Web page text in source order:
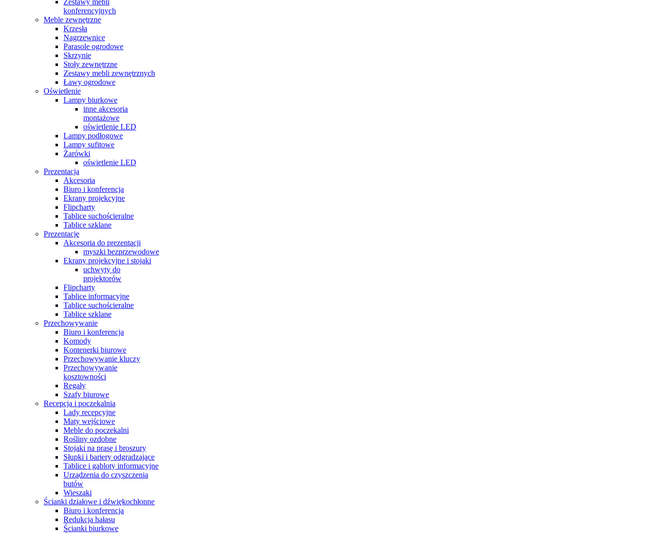
Zestawy mebli
konferencyjnych
Meble zewnętrzne
Krzesła
Nagrzewnice
Parasole ogrodowe
Skrzynie
Stoły zewnętrzne
Zestawy mebli zewnętrznych
Ławy ogrodowe
Oświetlenie
Lampy biurkowe
inne akcesoria
montażowe
oświetlenie LED
Lampy podłogowe
Lampy sufitowe
Żarówki
oświetlenie LED
Prezentacja
Akcesoria
Biuro i konferencja
Ekrany projekcyjne
Flipcharty
Tablice suchościeralne
Tablice szklane
Prezentacje
Akcesoria do prezentacji
myszki bezprzewodowe
Ekrany projekcyjne i stojaki
uchwyty do
projektorów
Flipcharty
Tablice informacyjne
Tablice suchościeralne
Tablice szklane
Przechowywanie
Biuro i konferencja
Komody
Kontenerki biurowe
Przechowywanie kluczy
Przechowywanie
kosztowności
Regały
Szafy biurowe
Recepcja i poczekalnia
Lady recepcyjne
Maty wejściowe
Meble do poczekalni
Rośliny ozdobne
Stojaki na prasę i broszury
Słupki i bariery odgradzające
Tablice i gabloty informacyjne
Urządzenia do czyszczenia
butów
Wieszaki
Ścianki działowe i dźwiękochłonne
Biuro i konferencja
Redukcja hałasu
Ścianki biurkowe